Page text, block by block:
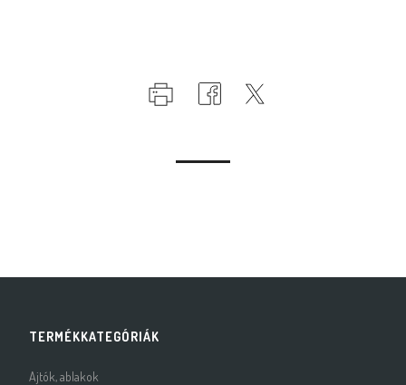
TERMÉKKATEGÓRIÁK
Ajtók, ablakok